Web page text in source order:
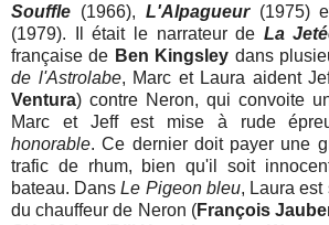
Souffle (1966), L'Alpagueur(1975)
(1979). Il était le narrateur de La
française de Ben Kingsley dans
de l'Astrolabe, Marc et Laura aident
Ventura) contre Neron, qui convoite
Marc et Jeff est mise à rude
honorable. Ce dernier doit payer une
trafic de rhum, bien qu'il soit
bateau. DansLe Pigeon bleu, Laura
du chauffeur de Neron (François